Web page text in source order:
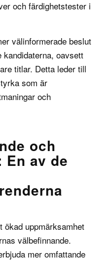
och färdighetstester i
välinformerade beslut
oavsett
titlar. Detta leder till
som är
och
och
av de
ökad uppmärksamhet
välbefinnande.
mer omfattande